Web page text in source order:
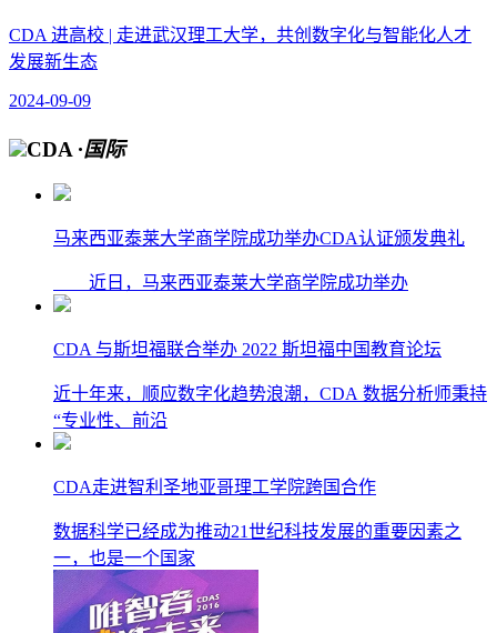
CDA 进高校 | 走进武汉理工大学，共创数字化与智能化人才
发展新生态
2024-09-09
CDA ·国际
马来西亚泰莱大学商学院成功举办CDA认证颁发典礼
近日，马来西亚泰莱大学商学院成功举办
CDA 与斯坦福联合举办 2022 斯坦福中国教育论坛
近十年来，顺应数字化趋势浪潮，CDA 数据分析师秉持
“专业性、前沿
CDA走进智利圣地亚哥理工学院跨国合作
数据科学已经成为推动21世纪科技发展的重要因素之
一，也是一个国家